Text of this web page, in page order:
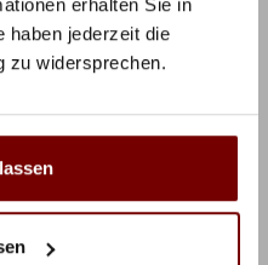
haben jederzeit die
zu widersprechen.
e
f
o
0
2
9
8